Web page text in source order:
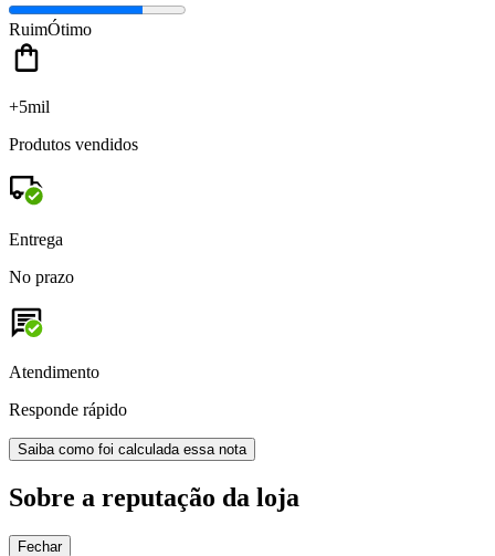
RuimÓtimo
+5mil
Produtos vendidos
Entrega
No prazo
Atendimento
Responde rápido
Saiba como foi calculada essa nota
Sobre a reputação da loja
Fechar